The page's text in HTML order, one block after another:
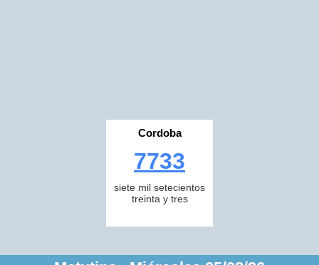
Cordoba
7733
siete mil setecientos
treinta y tres